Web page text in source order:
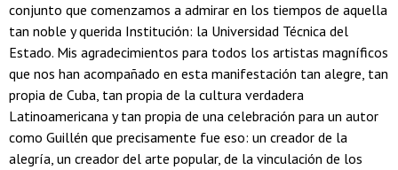
conjunto que comenzamos a admirar en los tiempos de aquella
tan noble y querida Institución: la Universidad Técnica del
Estado. Mis agradecimientos para todos los artistas magníficos
que nos han acompañado en esta manifestación tan alegre, tan
propia de Cuba, tan propia de la cultura verdadera
Latinoamericana y tan propia de una celebración para un autor
como Guillén que precisamente fue eso: un creador de la
alegría, un creador del arte popular, de la vinculación de los